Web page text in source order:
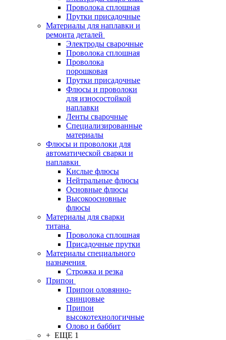
Проволока сплошная
Прутки присадочные
Материалы для наплавки и
ремонта деталей
Электроды сварочные
Проволока сплошная
Проволока
порошковая
Прутки присадочные
Флюсы и проволоки
для износостойкой
наплавки
Ленты сварочные
Специализированные
материалы
Флюсы и проволоки для
автоматической сварки и
наплавки
Кислые флюсы
Нейтральные флюсы
Основные флюсы
Высокоосновные
флюсы
Материалы для сварки
титана
Проволока сплошная
Присадочные прутки
Материалы специального
назначения
Строжка и резка
Припои
Припои оловянно-
свинцовые
Припои
высокотехнологичные
Олово и баббит
+ ЕЩЕ 1